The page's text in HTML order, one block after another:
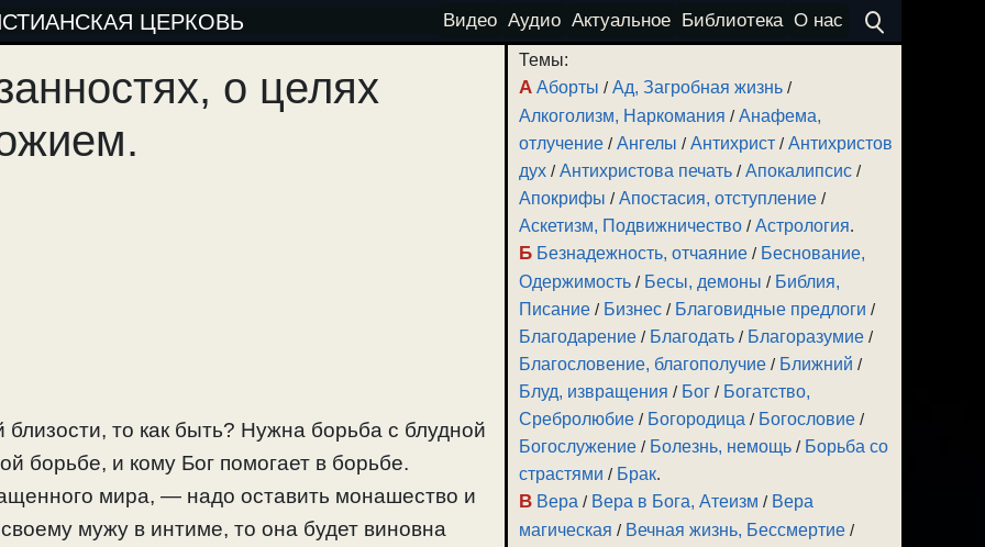
ЦЕРКОВЬ Видео Аудио Актуальное Библиотека О нас
о целях
то как быть? Нужна борьба с блудной
борьбе, и кому Бог помогает в борьбе.
мира, — надо оставить монашество и
мужу в интиме, то она будет виновна
Темы:
А Аборты /Ад, Загробная жизнь /
Алкоголизм, Наркомания /Анафема,
отлучение /Ангелы /Антихрист /Антихристов
дух /Антихристова печать /Апокалипсис /
Апокрифы /Апостасия, отступление /
Аскетизм, Подвижничество /Астрология.
Б Безнадежность, отчаяние / Беснование,
Одержимость / Бесы, демоны / Библия,
Писание / Бизнес / Благовидные предлоги /
Благодарение / Благодать / Благоразумие /
Благословение, благополучие / Ближний /
Блуд, извращения / Бог / Богатство,
Сребролюбие / Богородица / Богословие /
Богослужение / Болезнь, немощь / Борьба со
страстями / Брак.
В Вера / Вера в Бога, Атеизм / Вера
магическая / Вечная жизнь, Бессмертие /